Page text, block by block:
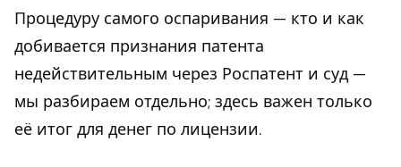
Процедуру самого оспаривания — кто и как
добивается признания патента
недействительным через Роспатент и суд —
мы разбираем отдельно; здесь важен только
её итог для денег по лицензии.